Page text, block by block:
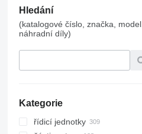
Hledání
(katalogové číslo, značka, model,
náhradní díly)
Kategorie
řídicí jednotky